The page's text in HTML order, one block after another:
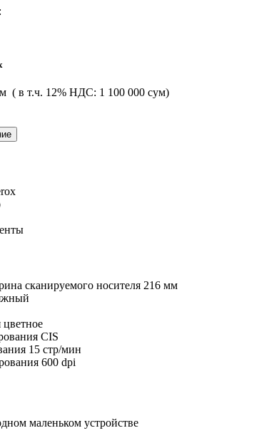
( в т.ч. 12% НДС: 1 100 000 сум)
сканируемого носителя 216 мм
цветное
CIS
15 стр/мин
600 dpi
маленьком устройстве